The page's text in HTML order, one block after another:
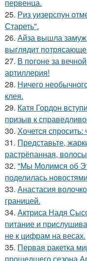
первенца.
25. Риз уизерспун
Стареть".
26. Айза вышла
выглядит
27. В погоне за
артиллерия!
28. Ничего
клея.
29. Катя Гордон
призыв к
30. Хочется спросить:
31. Представьте,
растрёпанная,
32. "Мы Молимся об
поделилась
33. Анастасия
границей.
34. Актриса Надя
питание и
не к цифрам на весах.
35. Первая ракетка